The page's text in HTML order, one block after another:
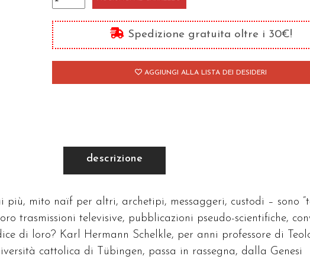
angeli
quantità
Spedizione gratuita oltre i 30€!
AGGIUNGI ALLA LISTA DEI DESIDERI
descrizione
più, mito naïf per altri, archetipi, messaggeri, custodi – sono
trasmissioni televisive, pubblicazioni pseudo-scientifiche,
di loro? Karl Hermann Schelkle, per anni professore di
cattolica di Tübingen, passa in rassegna, dalla Genesi